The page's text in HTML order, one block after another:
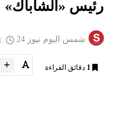
رئيس «الشاباك»
شمس اليوم نيوز 24
1 دقائق القراءة